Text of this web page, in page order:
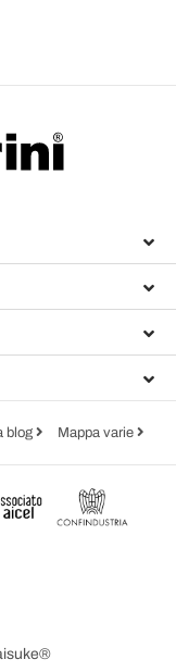
blog Mappa varie